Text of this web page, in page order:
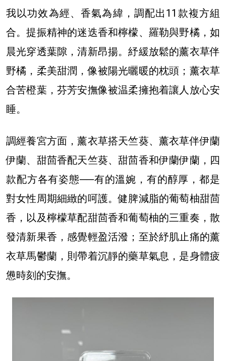
我以功效為經、香氣為緯，調配出11款複方組
合。提振精神的迷迭香和檸檬、羅勒與野橘，如
晨光穿透葉隙，清新昂揚。紓緩放鬆的薰衣草伴
野橘，柔美甜潤，像被陽光曬暖的枕頭；薰衣草
合苦橙葉，芬芳安撫像被温柔擁抱着讓人放心安
睡。
調經養宮方面，薰衣草搭天竺葵、薰衣草伴伊蘭
伊蘭、甜茴香配天竺葵、甜茴香和伊蘭伊蘭，四
款配方各有姿態──有的溫婉，有的醇厚，都是
對女性周期細緻的呵護。健脾減脂的葡萄柚甜茴
香，以及檸檬草配甜茴香和葡萄柚的三重奏，散
發清新果香，感覺輕盈活潑；至於紓肌止痛的薰
衣草馬鬱蘭，則帶着沉靜的藥草氣息，是身體疲
憊時刻的安撫。